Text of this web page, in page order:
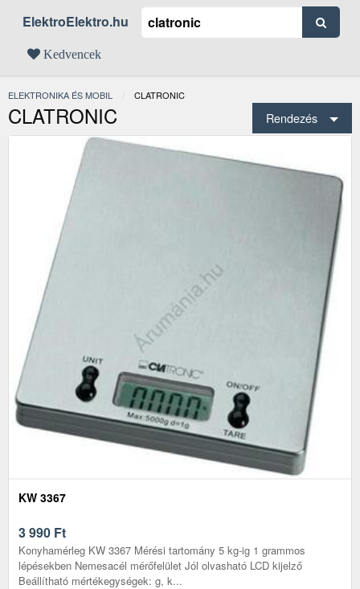
ElektroElektro.hu
Kedvencek
ELEKTRONIKA ÉS MOBIL JELENLEGI:
CLATRONIC
CLATRONIC Rendezés
KW 3367
3 990 Ft
Konyhamérleg KW 3367 Mérési tartomány 5 kg-ig 1 grammos
lépésekben Nemesacél mérőfelület Jól olvasható LCD kijelző
Beállítható mértékegységek: g, k...